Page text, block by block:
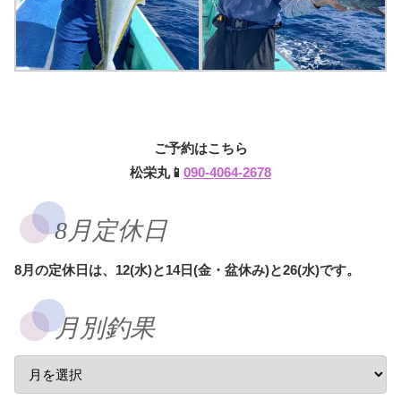
ご予約はこちら
松栄丸📱 090-4064-2678
8月定休日
8月の定休日は、12(水)と14日(金・盆休み)と26(水)です。
月別釣果